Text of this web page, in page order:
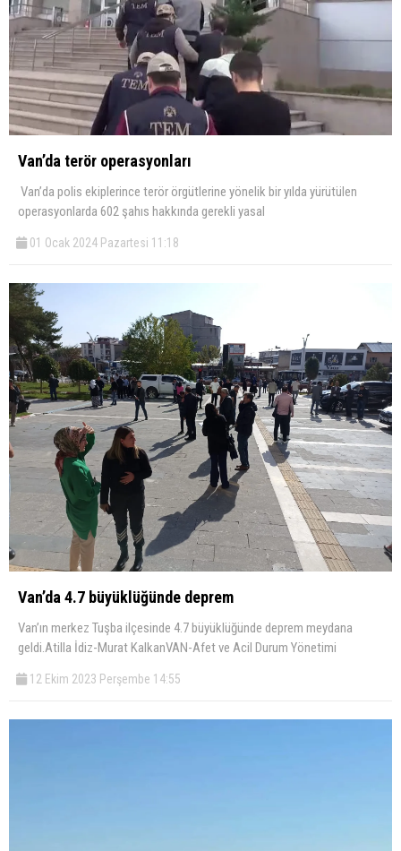
Van’da terör operasyonları
Van’da polis ekiplerince terör örgütlerine yönelik bir yılda yürütülen
operasyonlarda 602 şahıs hakkında gerekli yasal
01 Ocak 2024 Pazartesi 11:18
Van’da 4.7 büyüklüğünde deprem
Van’ın merkez Tuşba ilçesinde 4.7 büyüklüğünde deprem meydana
geldi.Atilla İdiz-Murat KalkanVAN-Afet ve Acil Durum Yönetimi
12 Ekim 2023 Perşembe 14:55